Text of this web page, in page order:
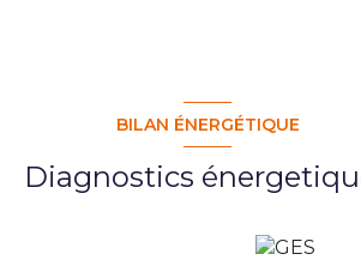
BILAN ÉNERGÉTIQUE
Diagnostics